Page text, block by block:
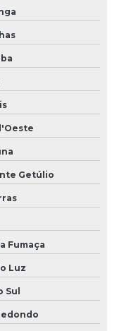
Getúlio
Fumaça
Luz
Sul